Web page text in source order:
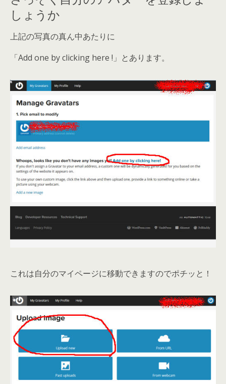
しょうか
上記の写真の真ん中あたりに
「Add one by clicking here !」 とあります。
これは自分のマイページに移動できますのでポチッと！